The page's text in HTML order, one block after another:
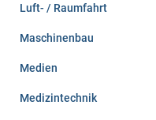
Luft- / Raumfahrt
Maschinenbau
Medien
Medizintechnik